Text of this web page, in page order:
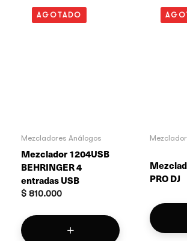
AGOTADO
Mezcladores Análogos
Mezclador 1204USB
BEHRINGER 4
entradas USB
$ 810.000
PRO DJ